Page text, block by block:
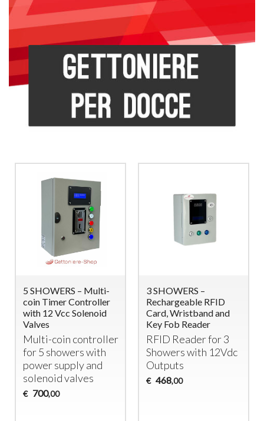
5 SHOWERS – Multi-
coin Timer Controller
with 12 Vcc Solenoid
Valves
Multi-coin controller
for 5 showers with
power supply and
solenoid valves
€ 700,00
3 SHOWERS –
Rechargeable RFID
Card, Wristband and
Key Fob Reader
RFID Reader for 3
Showers with 12Vdc
Outputs
€ 468,00